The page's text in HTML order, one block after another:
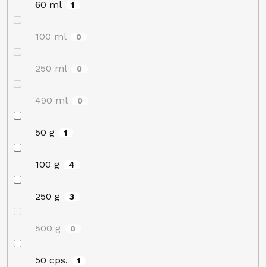
60 ml 1
100 ml 0
250 ml 0
490 ml 0
50 g 1
100 g 4
250 g 3
500 g 0
50 cps. 1